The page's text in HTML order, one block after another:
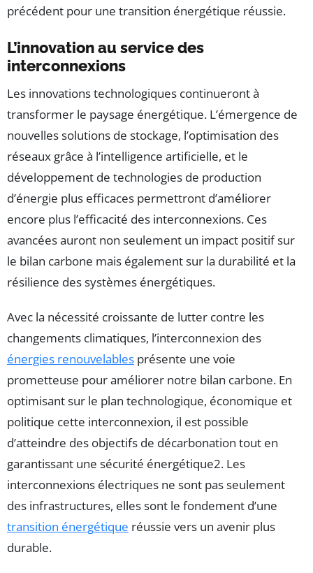
précédent pour une transition énergétique réussie.
L’innovation au service des
interconnexions
Les innovations technologiques continueront à
transformer le paysage énergétique. L’émergence de
nouvelles solutions de stockage, l’optimisation des
réseaux grâce à l’intelligence artificielle, et le
développement de technologies de production
d’énergie plus efficaces permettront d’améliorer
encore plus l’efficacité des interconnexions. Ces
avancées auront non seulement un impact positif sur
le bilan carbone mais également sur la durabilité et la
résilience des systèmes énergétiques.
Avec la nécessité croissante de lutter contre les
changements climatiques, l’interconnexion des
énergies renouvelables présente une voie
prometteuse pour améliorer notre bilan carbone. En
optimisant sur le plan technologique, économique et
politique cette interconnexion, il est possible
d’atteindre des objectifs de décarbonation tout en
garantissant une sécurité énergétique2. Les
interconnexions électriques ne sont pas seulement
des infrastructures, elles sont le fondement d’une
transition énergétique réussie vers un avenir plus
durable.